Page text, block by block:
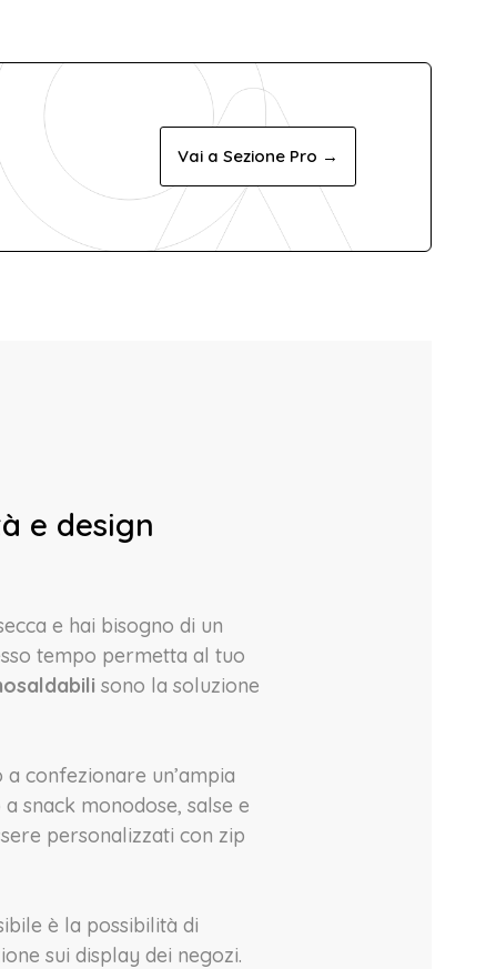
Vai a Sezione Pro →
e design
e hai bisogno di un
tempo permetta al tuo
sono la soluzione
a confezionare un’ampia
snack monodose, salse e
personalizzati con zip
è la possibilità di
sui display dei negozi.